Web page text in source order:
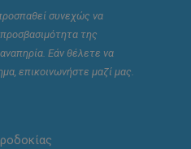
συνεχώς να
της
Εάν θέλετε να
επικοινωνήστε μαζί μας.